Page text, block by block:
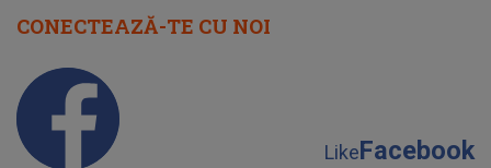
CONECTEAZĂ-TE CU NOI
LikeFacebook